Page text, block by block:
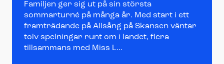
Familjen ger sig ut på sin största
sommarturné på många år. Med start i ett
framträdande på Allsång på Skansen väntar
tolv spelningar runt om i landet, flera
tillsammans med Miss L...